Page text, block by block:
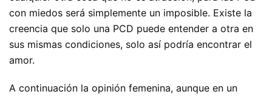
con miedos será simplemente un imposible. Existe la
creencia que solo una PCD puede entender a otra en
sus mismas condiciones, solo así podría encontrar el
amor.
A continuación la opinión femenina, aunque en un